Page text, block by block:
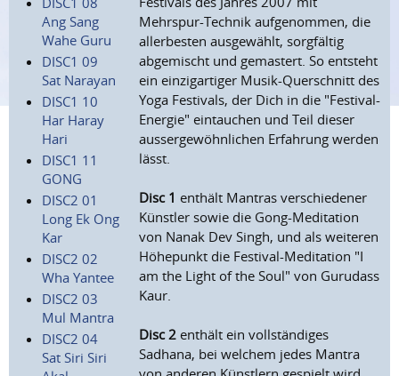
Ang Sang
Wahe Guru
DISC1 09
Sat Narayan
DISC1 10
Har Haray
Hari
DISC1 11
GONG
DISC2 01
Long Ek Ong
Kar
DISC2 02
Wha Yantee
DISC2 03
Mul Mantra
DISC2 04
Sat Siri Siri
Mehrspur-Technik aufgenommen, die
allerbesten ausgewählt, sorgfältig
abgemischt und gemastert. So entsteht
ein einzigartiger Musik-Querschnitt des
Yoga Festivals, der Dich in die "Festival-
Energie" eintauchen und Teil dieser
aussergewöhnlichen Erfahrung werden
lässt.
Disc 1 enthält Mantras verschiedener
Künstler sowie die Gong-Meditation
von Nanak Dev Singh, und als weiteren
Höhepunkt die Festival-Meditation "I
am the Light of the Soul" von Gurudass
Kaur.
Disc 2 enthält ein vollständiges
Sadhana, bei welchem jedes Mantra